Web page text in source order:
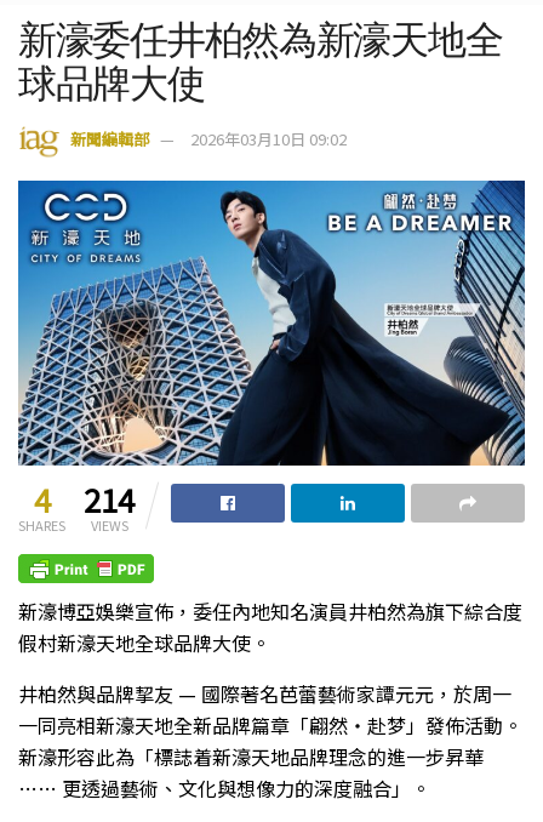
新濠委任井柏然為新濠天地全
球品牌大使
新聞編輯部 2026年03月10日 09:02
4
SHARES
214
VIEWS
新濠博亞娛樂宣佈，委任內地知名演員井柏然為旗下綜合度
假村新濠天地全球品牌大使。
井柏然與品牌挈友 — 國際著名芭蕾藝術家譚元元，於周一
一同亮相新濠天地全新品牌篇章「翩然・赴梦」發佈活動。
新濠形容此為「標誌着新濠天地品牌理念的進一步昇華
…… 更透過藝術、文化與想像力的深度融合」。